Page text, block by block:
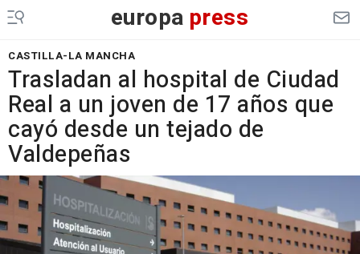
europa press
CASTILLA-LA MANCHA
Trasladan al hospital de Ciudad
Real a un joven de 17 años que
cayó desde un tejado de
Valdepeñas